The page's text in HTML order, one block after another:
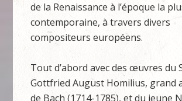
de la Renaissance à l’époque la
contemporaine, à travers divers
compositeurs européens.
Tout d’abord avec des œuvres du
Gottfried August Homilius, grand
de Bach (1714-1785), et du jeune